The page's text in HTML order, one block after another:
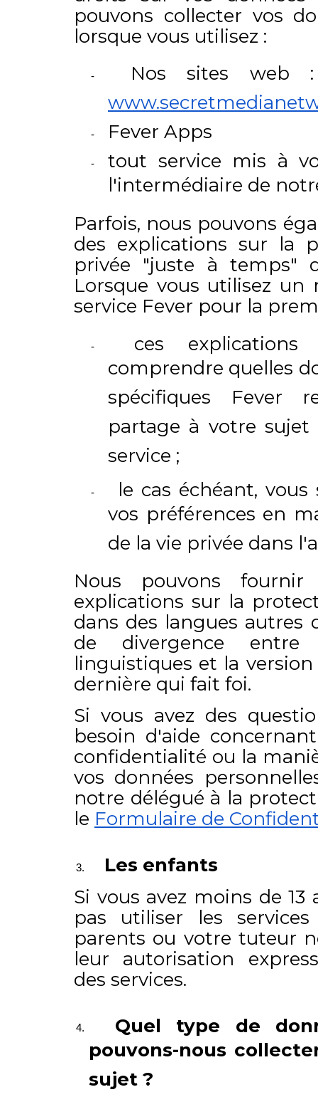
pouvons collecter vos
lorsque vous utilisez :
Nos sites
Fever Apps
tout service mis à
l'intermédiaire de
Parfois, nous pouvons
des explications sur la
privée "juste à temps"
Lorsque vous utilisez un
service Fever pour la
ces
comprendre quelles
spécifiques Fever
partage à votre
service ;
le cas échéant,
vos préférences en
de la vie privée dans
Nous pouvons
explications sur la
dans des langues autres
de divergence entre
linguistiques et la
dernière qui fait foi.
Si vous avez des
besoin d'aide
confidentialité ou la
vos données
notre délégué à la
le Formulaire de
Les enfants
Si vous avez moins de 13
pas utiliser les
parents ou votre tuteur
leur autorisation
des services.
Quel type de
pouvons-nous
sujet ?